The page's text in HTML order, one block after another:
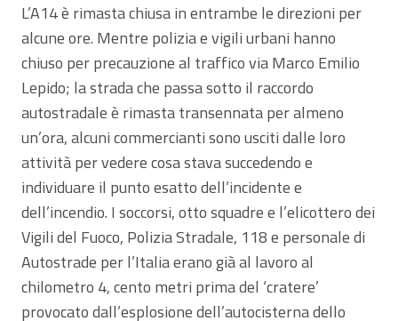
L’A14 è rimasta chiusa in entrambe le direzioni per
alcune ore. Mentre polizia e vigili urbani hanno
chiuso per precauzione al traffico via Marco Emilio
Lepido; la strada che passa sotto il raccordo
autostradale è rimasta transennata per almeno
un’ora, alcuni commercianti sono usciti dalle loro
attività per vedere cosa stava succedendo e
individuare il punto esatto dell’incidente e
dell’incendio. I soccorsi, otto squadre e l’elicottero dei
Vigili del Fuoco, Polizia Stradale, 118 e personale di
Autostrade per l’Italia erano già al lavoro al
chilometro 4, cento metri prima del ‘cratere’
provocato dall’esplosione dell’autocisterna dello